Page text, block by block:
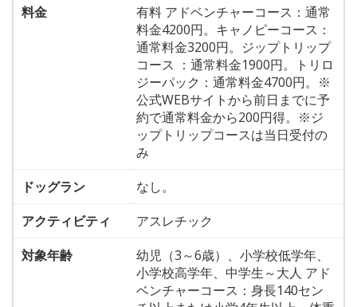
料金
有料 アドベンチャーコース：通常
料金4200円。キャノピーコース：
通常料金3200円。ジップトリップ
コース ：通常料金1900円。トリロ
ジーパック：通常料金4700円。※
公式WEBサイトから前日までに予
約で通常料金から200円得。※ジ
ップトリップコースは当日受付の
み
ドッグラン
なし。
アクティビティ
アスレチック
対象年齢
幼児（3～6歳）、小学校低学年、
小学校高学年、中学生～大人 アド
ベンチャーコース：身長140セン